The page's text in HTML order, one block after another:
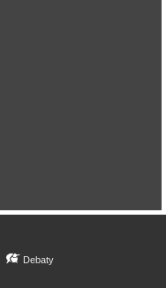
Debaty